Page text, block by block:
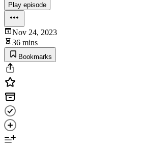
Play episode
Nov 24, 2023
36 mins
Bookmarks